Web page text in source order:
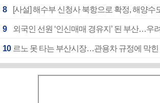
8 [사설] 해수부 신청사 북항으로 확정, 해양수
9 외국인 선원 ‘인신매매 경유지’ 된 부산…우
10 르노 못 타는 부산시장…관용차 규정에 막힌